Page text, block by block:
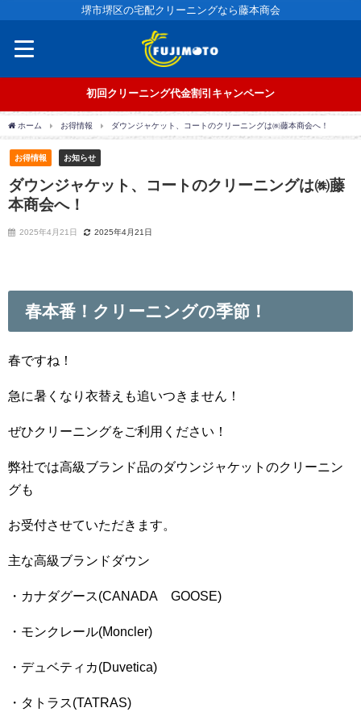
堺市堺区の宅配クリーニングなら藤本商会
初回クリーニング代金割引キャンペーン
ホーム お得情報 ダウンジャケット、コートのクリーニングは㈱藤本商会へ！
お得情報 お知らせ
ダウンジャケット、コートのクリーニングは㈱藤
本商会へ！
2025年4月21日 2025年4月21日
春本番！クリーニングの季節！
春ですね！
急に暑くなり衣替えも追いつきません！
ぜひクリーニングをご利用ください！
弊社では高級ブランド品のダウンジャケットのクリーニン
グも
お受付させていただきます。
主な高級ブランドダウン
・カナダグース(CANADA GOOSE)
・モンクレール(Moncler)
・デュベティカ(Duvetica)
・タトラス(TATRAS)